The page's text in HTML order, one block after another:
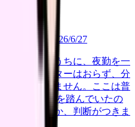
2026/6/27
も経たないうちに、夜勤を一
。プリセプターはおらず、分
によっていません。ここは普
もっと段階を踏んでいたの
分が甘いのか、判断がつきま
…